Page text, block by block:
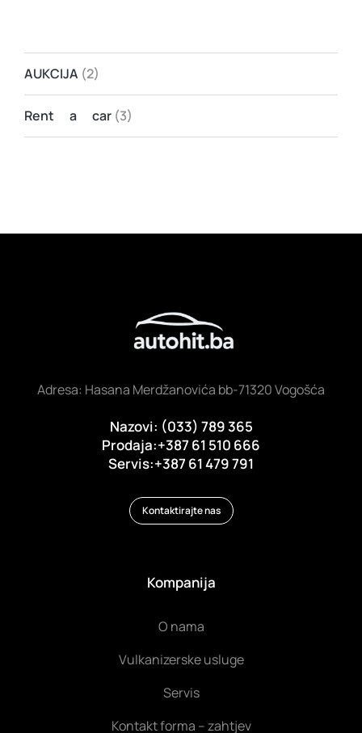
AUKCIJA (2)
Rent a car (3)
Adresa: Hasana Merdžanovića bb-71320 Vogošća
Nazovi: (033) 789 365
Prodaja:+387 61 510 666
Servis:+387 61 479 791
Kontaktirajte nas
Kompanija
O nama
Vulkanizerske usluge
Servis
Kontakt forma – zahtjev